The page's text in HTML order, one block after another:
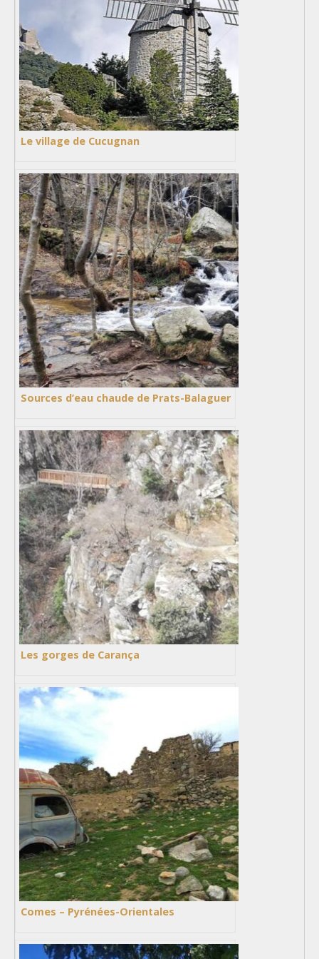
Le village de Cucugnan
Sources d’eau chaude de Prats-Balaguer
Les gorges de Carança
Comes – Pyrénées-Orientales